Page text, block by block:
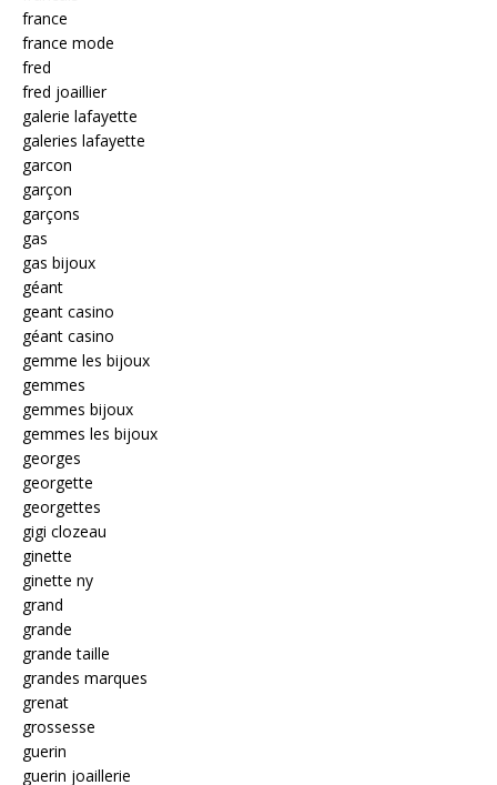
france
france mode
fred
fred joaillier
galerie lafayette
galeries lafayette
garcon
garçon
garçons
gas
gas bijoux
géant
geant casino
géant casino
gemme les bijoux
gemmes
gemmes bijoux
gemmes les bijoux
georges
georgette
georgettes
gigi clozeau
ginette
ginette ny
grand
grande
grande taille
grandes marques
grenat
grossesse
guerin
guerin joaillerie